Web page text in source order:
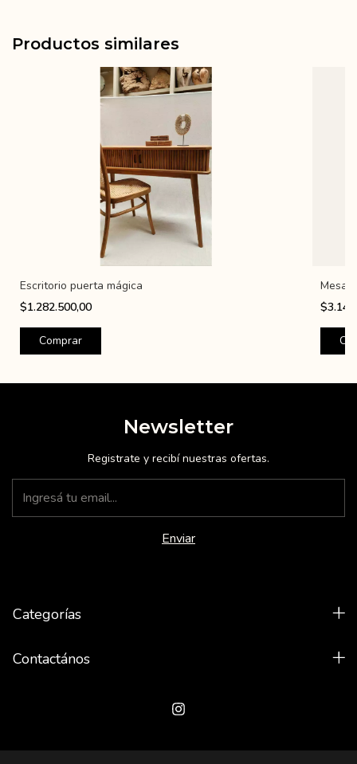
Productos similares
Escritorio puerta mágica
$1.282.500,00
Mesa
Newsletter
Registrate y recibí nuestras ofertas.
Categorías
Contactános